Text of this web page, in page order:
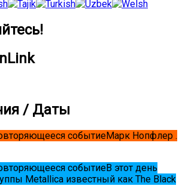
/ Даты
событиеМарк Нопфлер .
событиеВ этот день
Metallica известный как The Black